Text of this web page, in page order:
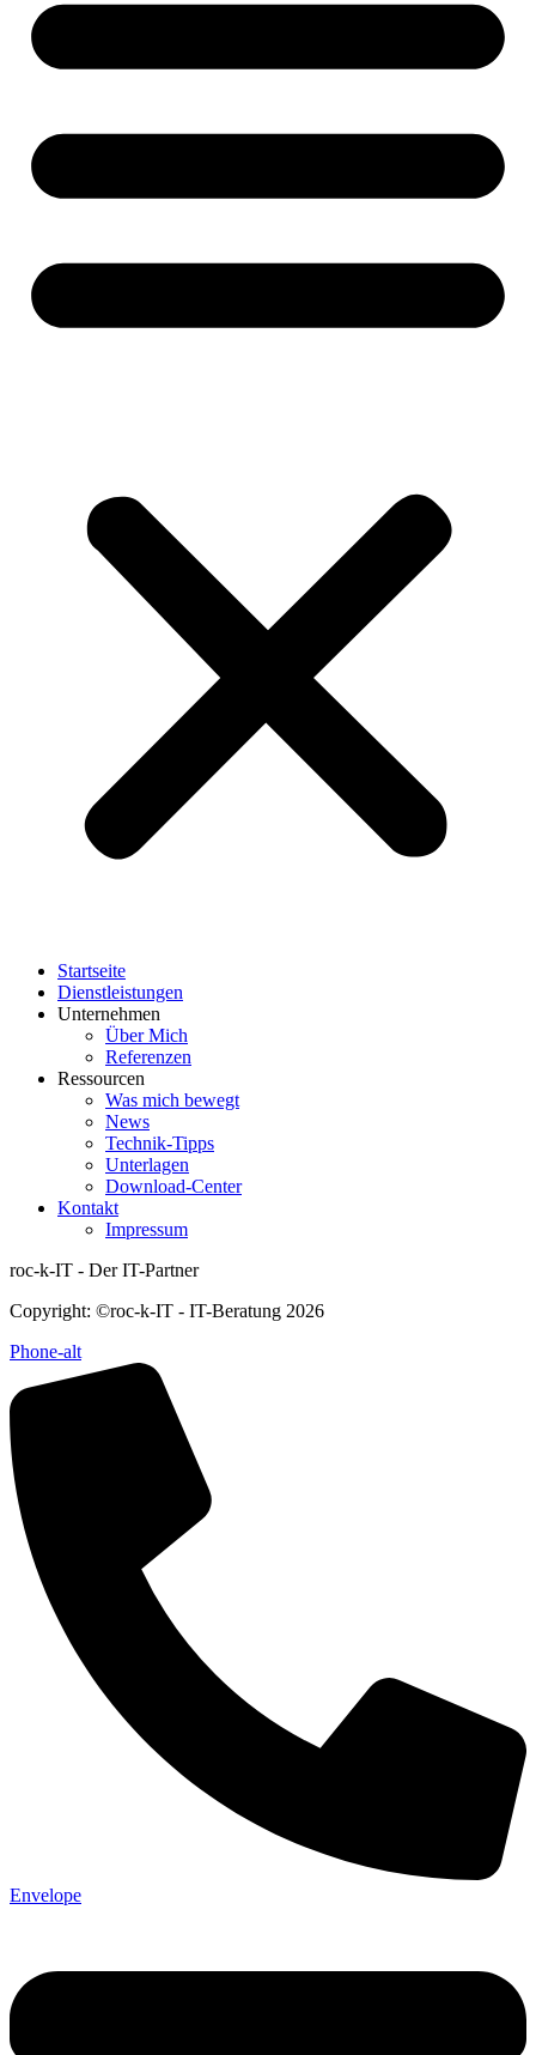
Startseite
Dienstleistungen
Unternehmen
Über Mich
Referenzen
Ressourcen
Was mich bewegt
News
Technik-Tipps
Unterlagen
Download-Center
Kontakt
Impressum
roc-k-IT - Der IT-Partner
Copyright: ©roc-k-IT - IT-Beratung 2026
Phone-alt
Envelope